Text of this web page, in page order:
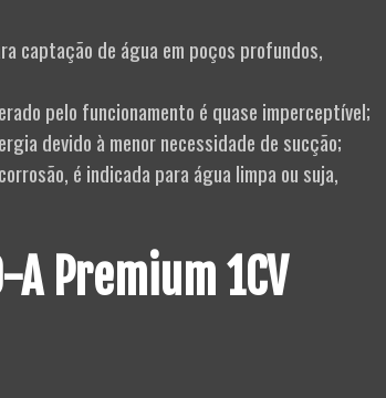
captação de água em poços profundos,
pelo funcionamento é quase imperceptível;
devido à menor necessidade de sucção;
é indicada para água limpa ou suja,
Premium 1CV